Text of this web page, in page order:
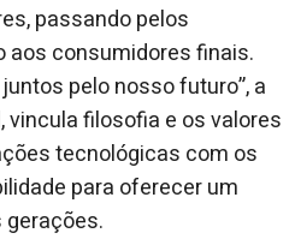
passando pelos
aos consumidores finais.
pelo nosso futuro”, a
vincula filosofia e os valores
tecnológicas com os
para oferecer um